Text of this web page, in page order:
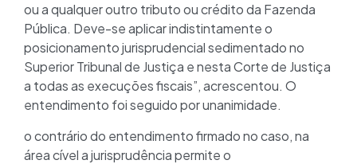
ou a qualquer outro tributo ou crédito da Fazenda
Pública. Deve-se aplicar indistintamente o
posicionamento jurisprudencial sedimentado no
Superior Tribunal de Justiça e nesta Corte de Justiça
a todas as execuções fiscais”, acrescentou. O
entendimento foi seguido por unanimidade.
o contrário do entendimento firmado no caso, na
área cível a jurisprudência permite o